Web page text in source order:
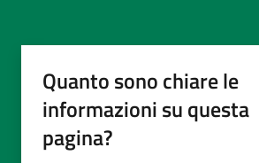
Quanto sono chiare le
informazioni su questa
pagina?